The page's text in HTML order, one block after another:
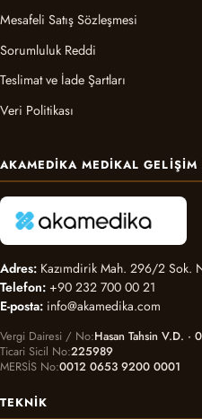
Mesafeli Satış Sözleşmesi
Sorumluluk Reddi
Teslimat ve İade Şartları
Veri Politikası
AKAMEDIKA MEDIKAL GELIŞIM
Adres: Kazımdirik Mah. 296/2 Sok.
Telefon: +90 232 700 00 21
E-posta: info@akamedika.com
Vergi Dairesi / No Hasan Tahsin V.D.
Ticari Sicil No 225989
MERSİS No 0012 0653 9200 0001
TEKNIK